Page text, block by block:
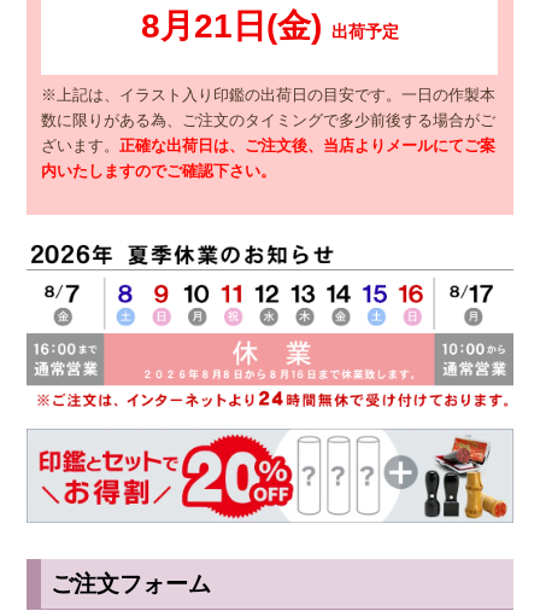
※上記は、イラスト入り印鑑の出荷日の目安です。一日の作製本
数に限りがある為、ご注文のタイミングで多少前後する場合がご
ざいます。正確な出荷日は、ご注文後、当店よりメールにてご案
内いたしますのでご確認下さい。
ご注文フォーム